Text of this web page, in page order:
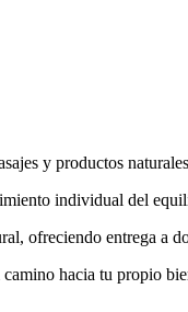
y productos
individual del
ofreciendo entrega a
hacia tu propio